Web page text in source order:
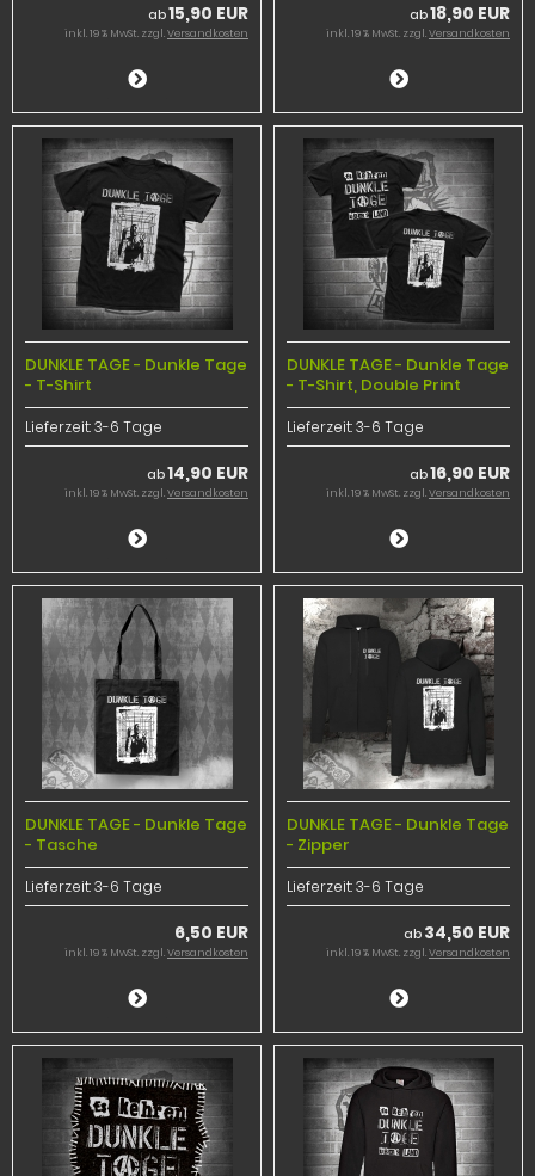
ab15,90 EUR
inkl. 19 % MwSt. zzgl.Versandkosten
ab18,90 EUR
inkl. 19 % MwSt. zzgl.Versandkosten
DUNKLE TAGE - Dunkle Tage
- T-Shirt
Lieferzeit:3-6 Tage
ab14,90 EUR
inkl. 19 % MwSt. zzgl.Versandkosten
DUNKLE TAGE - Dunkle Tage
- T-Shirt, Double Print
Lieferzeit:3-6 Tage
ab16,90 EUR
inkl. 19 % MwSt. zzgl.Versandkosten
DUNKLE TAGE - Dunkle Tage
- Tasche
Lieferzeit:3-6 Tage
6,50 EUR
inkl. 19 % MwSt. zzgl.Versandkosten
DUNKLE TAGE - Dunkle Tage
- Zipper
Lieferzeit:3-6 Tage
ab 34,50 EUR
inkl. 19 % MwSt. zzgl.Versandkosten